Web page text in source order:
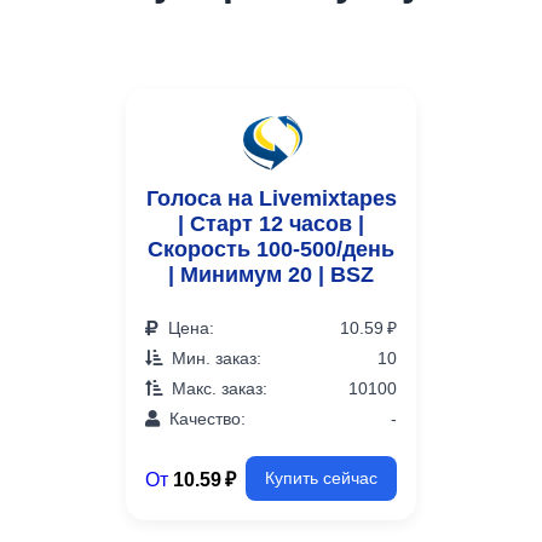
Голоса на Livemixtapes
| Старт 12 часов |
Скорость 100-500/день
| Минимум 20 | BSZ
Цена:
10.59 ₽
Мин. заказ:
10
Макс. заказ:
10100
Качество:
-
От 10.59 ₽ Купить сейчас